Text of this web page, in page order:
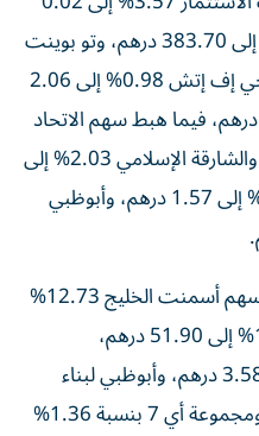
درهم، والعالمية القابضة 1.05% إلى 383.70 درهم، وتو بوينت
زيرو 1% إلى 2.02 درهم، وبنك جي إف إتش 0.98% إلى 2.06
درهم، وأدنيك 0.28% إلى 7.05 درهم، فيما هبط سهم الاتحاد
للتأمين 4.38% إلى 1.31 درهم، والشارقة الإسلامي 2.03% إلى
2.90 درهم، وانفستكورب 1.88% إلى 1.57 درهم، وأبوظبي
أما في قطاع الصناعات، فصعد سهم أسمنت الخليج 12.73%
إلى 1.24 درهم، وأوراسكوم 1.76% إلى 51.90 درهم،
وايبيكس للاستثمار 1.70% إلى 3.58 درهم، وأبوظبي لبناء
السفن 1.49% إلى 8.16 درهم، ومجموعة أي 7 بنسبة 1.36%